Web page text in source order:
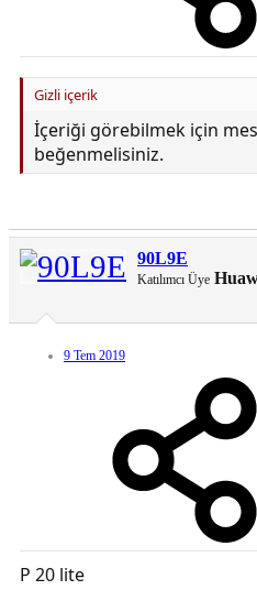
Hepsi bu kadar güle güle kullanın
ALINTIDIR. ( denenmiştir.)
İndirme Linki:
You do not have permission to
Gizli içerik
İçeriği görebilmek için
beğenmelisiniz.
90L9E
Katılımcı Üye
9 Tem 2019
P 20 lite